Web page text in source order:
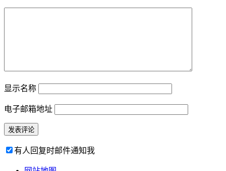
显示名称
电子邮箱地址
有人回复时邮件通知我